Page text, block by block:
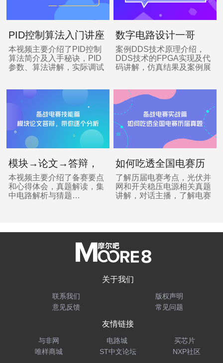
PID控制算法入门讲座
本视频主要介绍了PID控制
算法简介及入手秘诀，PID
参数、算法讲解，实际调试
数字电路设计一哥
——FPGA
案例DDS技术原理介绍，
DDS技术的FPGA实现及代
码讲解，仿真结果及案例展
模块→论文→答辩，
大神带你逐个分析
本视频主要介绍了备赛要点
和心得体会，真题解读，集
中电路解析与猜题…
如何吃透全国电赛历
届真题？
了解历届电赛考点，光伏并
网和开关稳压电源相关真题
讲解，对话主播，了解电赛
关于我们
联系我们
版权声明
意见反馈
常见问题
友情链接
与非网 电路城
买芯片
唯样商城
ST中文论坛 NXP社区